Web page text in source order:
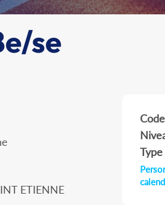
se
ETIENNE
Type